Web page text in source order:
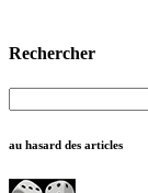
Rechercher
au hasard des articles